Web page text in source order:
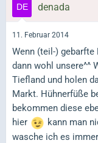
denada
11. Februar 2014
Wenn (teil-)
dann wohl unsere^^
Tiefland und holen
Markt. Hühnerfüße
bekommen diese
hier
kann man
wasche ich es